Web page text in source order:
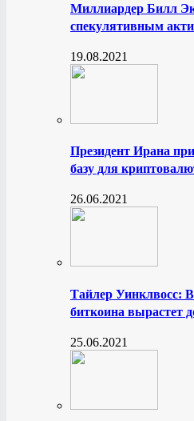
Миллиардер Билл
спекулятивным
19.08.2021
Президент Ирана
базу для
26.06.2021
Тайлер Уинклвосс:
биткоина вырастет
25.06.2021